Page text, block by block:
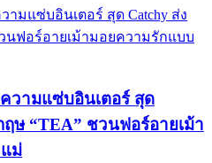
วามแซ่บอินเตอร์ สุด
ฤษ “TEA” ชวนฟอร์อายเม้า
ม่